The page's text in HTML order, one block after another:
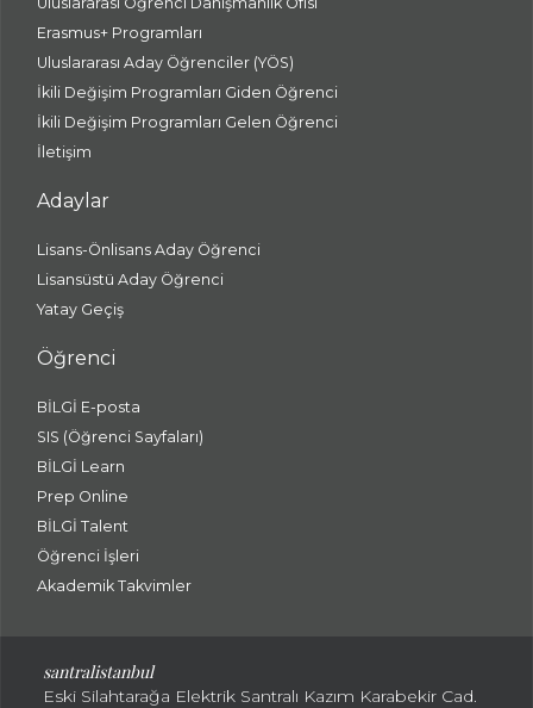
Erasmus+ Programları
Uluslararası Aday Öğrenciler (YÖS)
İkili Değişim Programları Giden Öğrenci
İkili Değişim Programları Gelen Öğrenci
İletişim
Adaylar
Lisans-Önlisans Aday Öğrenci
Lisansüstü Aday Öğrenci
Yatay Geçiş
Öğrenci
BİLGİ E-posta
SIS (Öğrenci Sayfaları)
BİLGİ Learn
Prep Online
BİLGİ Talent
Öğrenci İşleri
Akademik Takvimler
santralistanbul
Eski Silahtarağa Elektrik Santralı Kazım Karabekir Cad.